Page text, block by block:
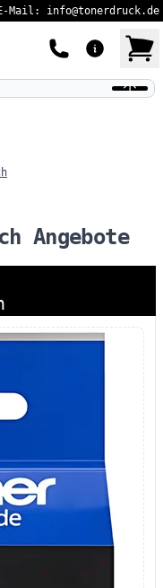
Mail: info@tonerdruck.de
Angebote